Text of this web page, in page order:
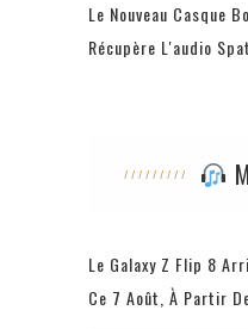
Le Nouveau Casque
Récupère L'audio
Le Galaxy Z Flip 8
Ce 7 Août, À Partir